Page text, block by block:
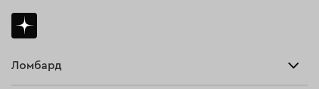
Ломбард